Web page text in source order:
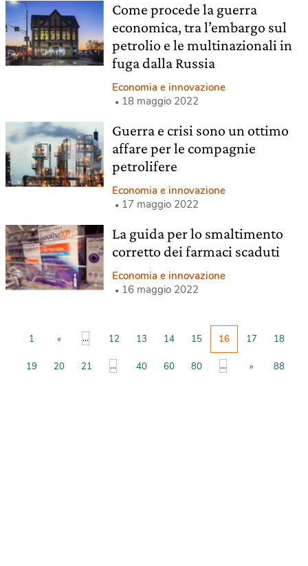
Come procede la guerra
economica, tra l’embargo sul
petrolio e le multinazionali in
fuga dalla Russia
Economia e innovazione
18 maggio 2022
Guerra e crisi sono un ottimo
affare per le compagnie
petrolifere
Economia e innovazione
17 maggio 2022
La guida per lo smaltimento
corretto dei farmaci scaduti
Economia e innovazione
16 maggio 2022
1 « ... 12 13 14 15 16 17 18
19 20 21 ... 40 60 80 ... » 88